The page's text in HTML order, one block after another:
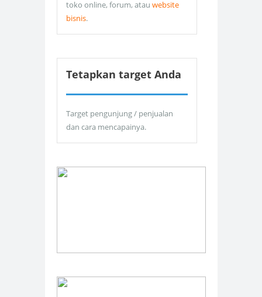
toko online, forum, atau website
bisnis.
Tetapkan target Anda
Target pengunjung / penjualan
dan cara mencapainya.